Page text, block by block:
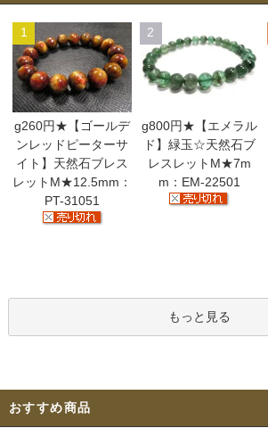
1
g260円★【ゴールデ
ンレッドピーターサ
イト】天然石ブレス
レットM★12.5mm：
PT-31051
2
g800円★【エメラル
ド】緑玉☆天然石ブ
レスレットM★7m
m：EM-22501
もっと見る
おすすめ商品